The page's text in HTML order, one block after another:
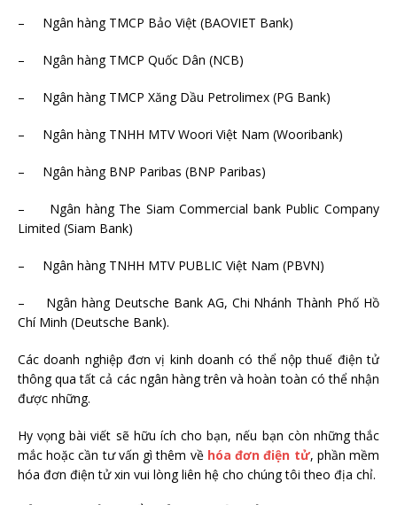
– Ngân hàng TMCP Bảo Việt (BAOVIET Bank)
– Ngân hàng TMCP Quốc Dân (NCB)
– Ngân hàng TMCP Xăng Dầu Petrolimex (PG Bank)
– Ngân hàng TNHH MTV Woori Việt Nam (Wooribank)
– Ngân hàng BNP Paribas (BNP Paribas)
– Ngân hàng The Siam Commercial bank Public Company
Limited (Siam Bank)
– Ngân hàng TNHH MTV PUBLIC Việt Nam (PBVN)
– Ngân hàng Deutsche Bank AG, Chi Nhánh Thành Phố Hồ
Chí Minh (Deutsche Bank).
Các doanh nghiệp đơn vị kinh doanh có thể nộp thuế điện tử
thông qua tất cả các ngân hàng trên và hoàn toàn có thể nhận
được những.
Hy vọng bài viết sẽ hữu ích cho bạn, nếu bạn còn những thắc
mắc hoặc cần tư vấn gì thêm về hóa đơn điện tử, phần mềm
hóa đơn điện tử xin vui lòng liên hệ cho chúng tôi theo địa chỉ.